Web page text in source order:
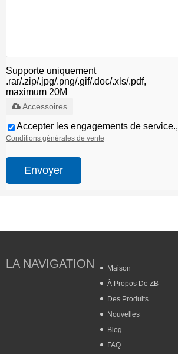
Supporte uniquement
.rar/.zip/.jpg/.png/.gif/.doc/.xls/.pdf,
maximum 20M
Accessoires
Accepter les engagements de service.,
Conditions générales de vente
Envoyer
LA NAVIGATION
Maison
À Propos De ZB
Des Produits
Nouvelles
Blog
FAQ